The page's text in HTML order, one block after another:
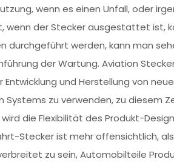
wenn es einen Unfall, oder
wenn der Stecker ausgestattet ist,
durchgeführt werden, kann man
der Wartung. Aviation
und Herstellung von
zu verwenden, zu diesem
die Flexibilität des Produkt-
Stecker ist mehr offensichtlich,
zu sein, Automobilteile